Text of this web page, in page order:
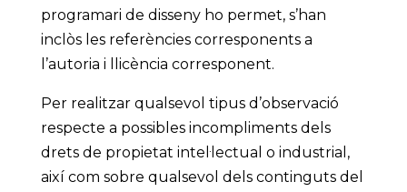
programari de disseny ho permet, s’han
inclòs les referències corresponents a
l’autoria i llicència corresponent.
Per realitzar qualsevol tipus d’observació
respecte a possibles incompliments dels
drets de propietat intel·lectual o industrial,
així com sobre qualsevol dels continguts del